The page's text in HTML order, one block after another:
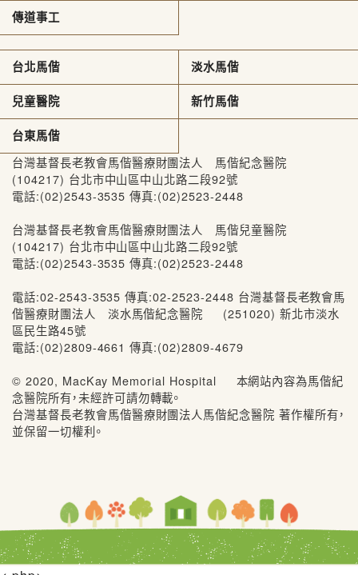
傳道事工
台北馬偕 淡水馬偕
兒童醫院 新竹馬偕
台東馬偕
台灣基督長老教會馬偕醫療財團法人 馬偕紀念醫院
(104217) 台北市中山區中山北路二段92號
電話:(02)2543-3535 傳真:(02)2523-2448
台灣基督長老教會馬偕醫療財團法人 馬偕兒童醫院
(104217) 台北市中山區中山北路二段92號
電話:(02)2543-3535 傳真:(02)2523-2448
電話:02-2543-3535 傳真:02-2523-2448 台灣基督長老教會馬
偕醫療財團法人 淡水馬偕紀念醫院 (251020) 新北市淡水
區民生路45號
電話:(02)2809-4661 傳真:(02)2809-4679
© 2020, MacKay Memorial Hospital 本網站內容為馬偕紀
念醫院所有，未經許可請勿轉載。
台灣基督長老教會馬偕醫療財團法人馬偕紀念醫院 著作權所有，
並保留一切權利。